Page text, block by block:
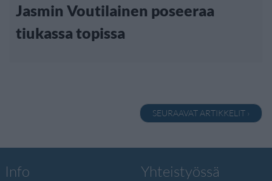
Jasmin Voutilainen poseeraa
tiukassa topissa
SEURAAVAT ARTIKKELIT ›
Info Yhteistyössä